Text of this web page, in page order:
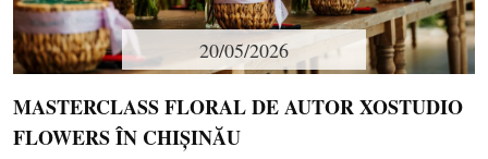
20/05/2026
MASTERCLASS FLORAL DE AUTOR XOSTUDIO
FLOWERS ÎN CHIȘINĂU